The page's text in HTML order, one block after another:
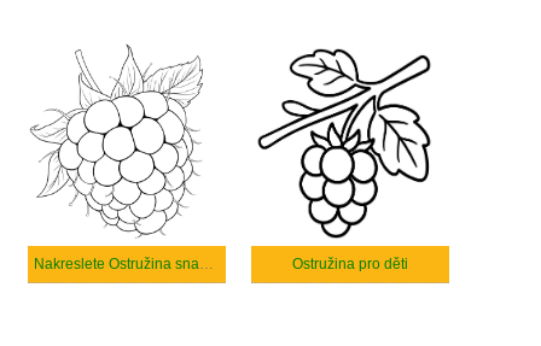
Nakreslete Ostružina snadný tisknutelné Ostružina pro děti